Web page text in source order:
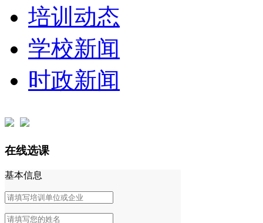
培训动态
学校新闻
时政新闻
在线选课
基本信息